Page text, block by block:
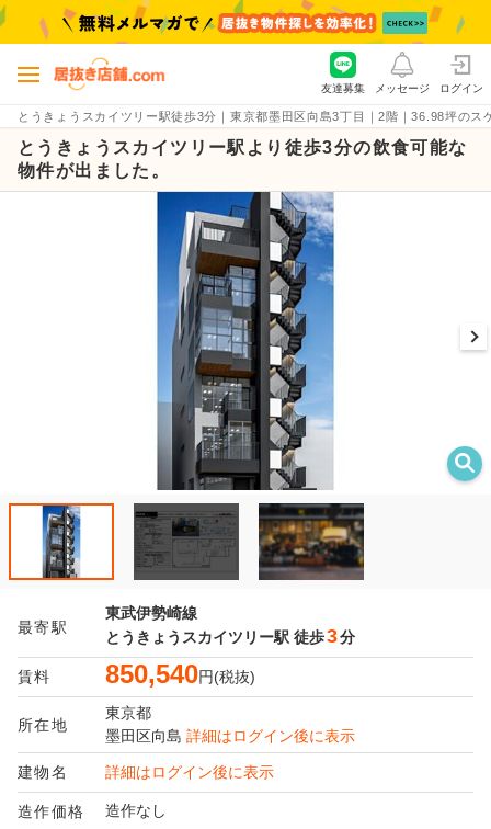
とうきょうスカイツリー駅徒歩3分｜東京都墨田区向島3丁目｜2階｜36.98坪の
友達募集 メッセージ ログイン
とうきょうスカイツリー駅より徒歩3分の飲食可能な
物件が出ました。
最寄駅
東武伊勢崎線
とうきょうスカイツリー駅 徒歩3分
賃料 850,540円(税抜)
所在地
東京都
墨田区向島 詳細はログイン後に表示
建物名 詳細はログイン後に表示
造作価格 造作なし